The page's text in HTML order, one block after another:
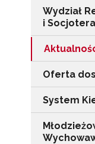
Wydział
i
Oferta
System